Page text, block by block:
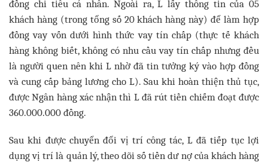
đồng chi tiêu cá nhân. Ngoài ra, L lấy thông tin của 05
khách hàng (trong tổng số 20 khách hàng này) để làm hợp
đồng vay vốn dưới hình thức vay tín chấp (thực tế khách
hàng không biết, không có nhu cầu vay tín chấp nhưng đều
là người quen nên khi L nhờ đã tin tưởng ký vào hợp đồng
và cung cấp bảng lương cho L). Sau khi hoàn thiện thủ tục,
được Ngân hàng xác nhận thì L đã rút tiền chiếm đoạt được
360.000.000 đồng.
Sau khi được chuyển đổi vị trí công tác, L đã tiếp tục lợi
dụng vị trí là quản lý, theo dõi số tiền dư nợ của khách hàng